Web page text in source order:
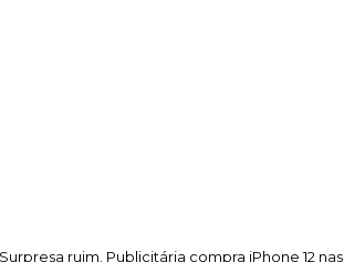
Surpresa ruim. Publicitária compra iPhone 12 nas